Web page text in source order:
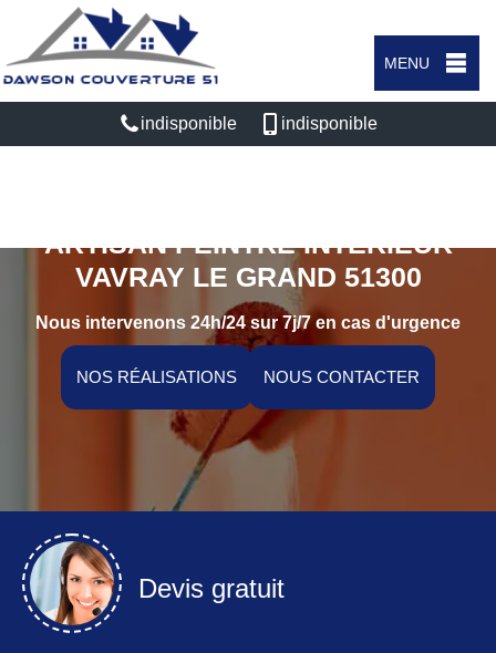
MENU
indisponible indisponible
ARTISAN PEINTRE INTÉRIEUR
VAVRAY LE GRAND 51300
Nous intervenons 24h/24 sur 7j/7 en cas d'urgence
NOS RÉALISATIONS NOUS CONTACTER
Devis gratuit